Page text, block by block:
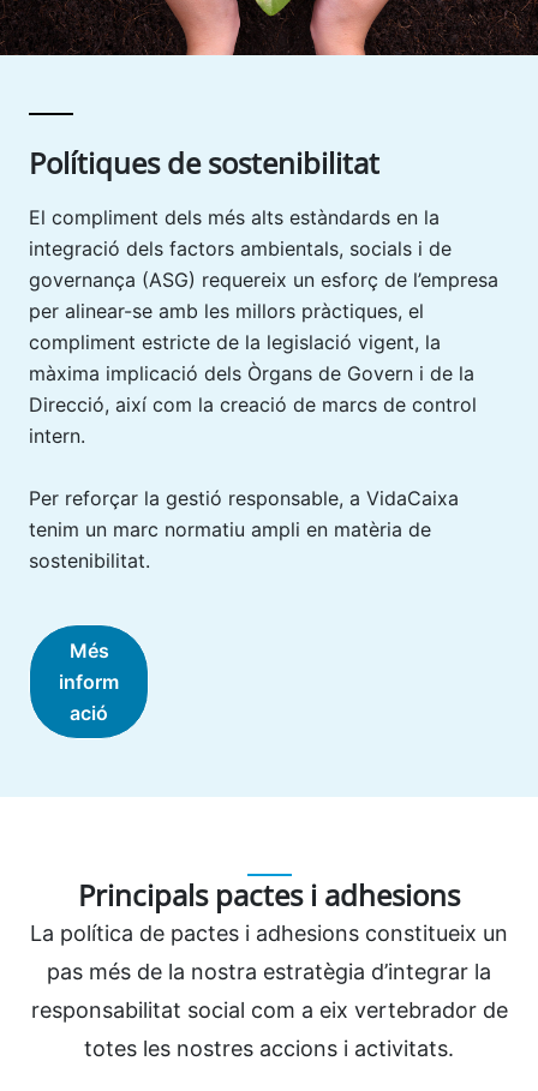
Polítiques de sostenibilitat
El compliment dels més alts estàndards en la
integració dels factors ambientals, socials i de
governança (ASG) requereix un esforç de l’empresa
per alinear-se amb les millors pràctiques, el
compliment estricte de la legislació vigent, la
màxima implicació dels Òrgans de Govern i de la
Direcció, així com la creació de marcs de control
intern.
Per reforçar la gestió responsable, a VidaCaixa
tenim un marc normatiu ampli en matèria de
sostenibilitat.
Més
inform
ació
Principals pactes i adhesions
La política de pactes i adhesions constitueix un
pas més de la nostra estratègia d’integrar la
responsabilitat social com a eix vertebrador de
totes les nostres accions i activitats.